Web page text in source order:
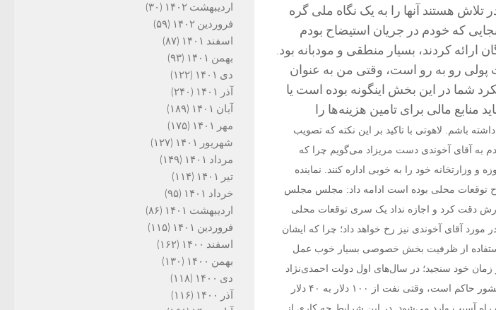
تلاش هستند آنها را به یک نگاه ملی گره
که خودم در جریان استیضاح بودم
ارائه کردند، بسیار منطقی و مودبانه بود.
رو به رو است، وقتی من به عنوان
شما در این بخش اینگونه بوده است یا
منابع مالی برای تامین هزینه‌ها را
باشم. لاهوتی با تاکید بر این نکته که تصویب
به آقای آخوندی دست مریزاد می‌گویم چرا که
و وزارتخانه خود را به خوبی اداره کنند. نماینده
توقعات محلی بوده است ادامه داد: مجلس مجلس
دقت کرد و اجازه نداد یک سری توقعات محلی
مورد آقای آخوندی نیز رخ خواهد داد؛ چرا که ایشان
استفاده از ظرفیت بخش خصوصی بسیار خوب عمل
زمان خود سنجید؛ در سال‌های اول دولت احمدی‌نژاد
یک سری شرایط وجود داشت و امروز شرایط دیگری بر کشور حاکم است، وقتی نفت از ۱۰۰ دلار به ۴۰ دلار
اردیبهشت ۱۴۰۲
(۳۰)
فروردین ۱۴۰۲
(۵۹)
اسفند ۱۴۰۱
(۸۷)
بهمن ۱۴۰۱
(۹۳)
دی ۱۴۰۱
(۱۲۲)
آذر ۱۴۰۱
(۲۴۰)
آبان ۱۴۰۱
(۱۸۹)
مهر ۱۴۰۱
(۱۷۵)
شهریور ۱۴۰۱
(۱۲۷)
مرداد ۱۴۰۱
(۱۴۹)
تیر ۱۴۰۱
(۱۱۴)
خرداد ۱۴۰۱
(۹۵)
اردیبهشت ۱۴۰۱
(۸۶)
فروردین ۱۴۰۱
(۱۱۵)
اسفند ۱۴۰۰
(۱۶۲)
بهمن ۱۴۰۰
(۱۳۰)
دی ۱۴۰۰
(۱۱۸)
آذر ۱۴۰۰
(۱۱۶)